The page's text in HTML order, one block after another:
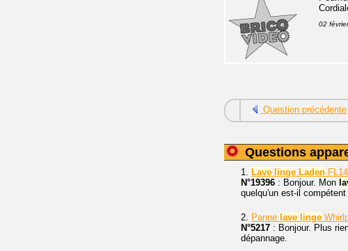
02
Question précédente
Questions
1. Lave linge Laden
N°19396 : Bonjour. Mon
quelqu'un est-il
2. Panne lave linge
N°5217 : Bonjour. Plus
dépannage.